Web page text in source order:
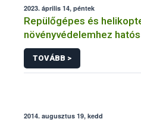
2023. április 14, péntek
Repülőgépes és
növényvédelemhez
rendelkező szervezetek
TOVÁBB >
2014. augusztus 19, kedd